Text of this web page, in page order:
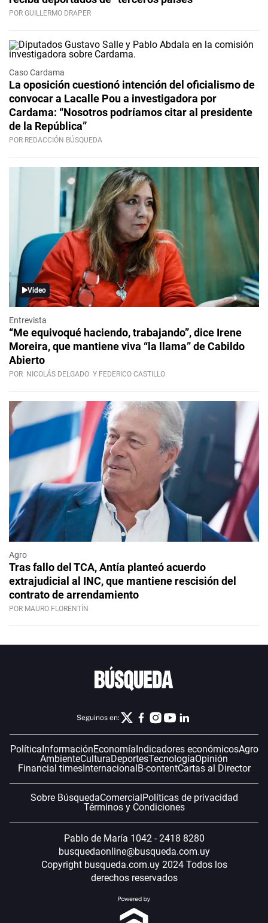
POR GUILLERMO DRAPER
Caso Cardama
La oposición cuestionó intención del oficialismo de
convocar a Lacalle Pou a investigadora por
Cardama: “Nosotros podríamos citar al presidente
de la República”
POR REDACCIÓN BÚSQUEDA
Video
Entrevista
“Me equivoqué haciendo, trabajando”, dice Irene
Moreira, que mantiene viva “la llama” de Cabildo
Abierto
POR NICOLÁS DELGADO Y FEDERICO CASTILLO
Agro
Tras fallo del TCA, Antía planteó acuerdo
extrajudicial al INC, que mantiene rescisión del
contrato de arrendamiento
POR MAURO FLORENTÍN
Seguinos en:
PolíticaInformaciónEconomíaIndicadores económicosAgro
AmbienteCulturaDeportesTecnologíaOpinión
Financial timesInternacionalB-contentCartas al Director
Sobre BúsquedaComercialPolíticas de privacidad
Términos y Condiciones
Pablo de María 1042 - 2418 8280
busquedaonline@busqueda.com.uy
Copyright busqueda.com.uy 2024 Todos los
derechos reservados